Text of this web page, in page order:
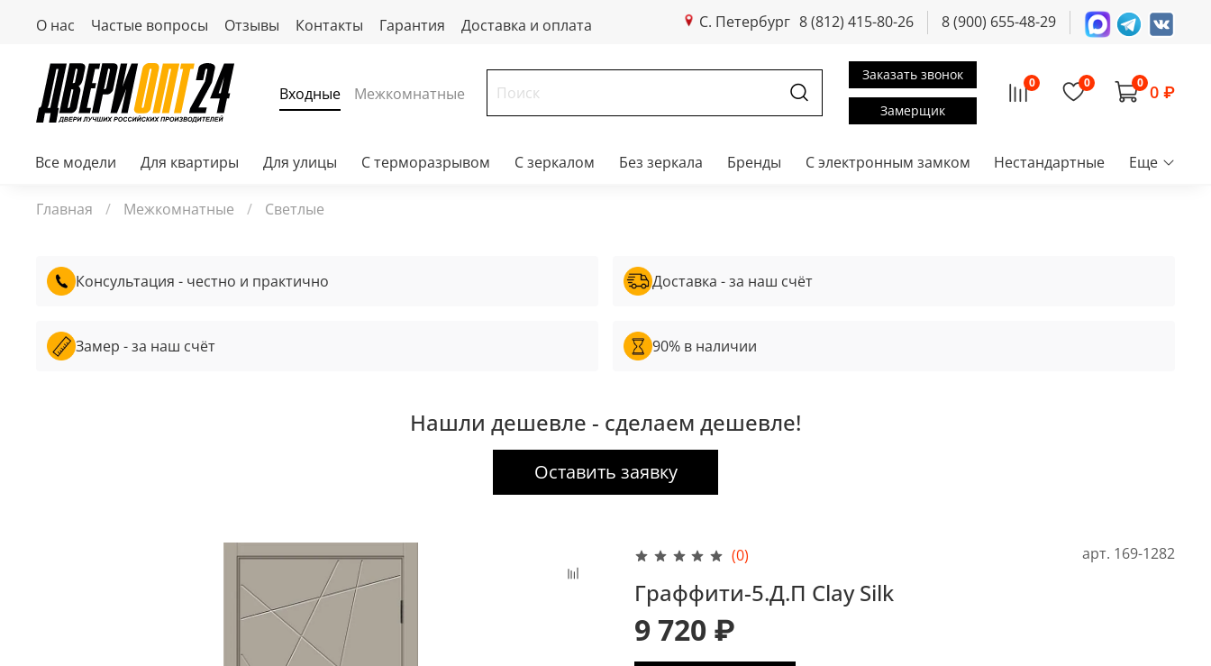
О нас Частые вопросы Отзывы Контакты Гарантия Доставка и оплата С. Петербург 8 (812) 415-80-26 8 (900) 655-48-29
Входные Межкомнатные
Заказать звонок
Замерщик
0 0 0 0 ₽
Все модели Для квартиры Для улицы С терморазрывом С зеркалом Без зеркала Бренды С электронным замком Нестандартные Еще
Главная Межкомнатные Светлые
Консультация - честно и практично
Замер - за наш счёт
Доставка - за наш счёт
90% в наличии
Нашли дешевле - сделаем дешевле!
Оставить заявку
(0) арт. 169-1282
Граффити-5.Д.П Clay Silk
9 720 ₽